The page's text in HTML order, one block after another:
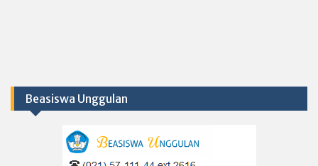
Beasiswa Unggulan